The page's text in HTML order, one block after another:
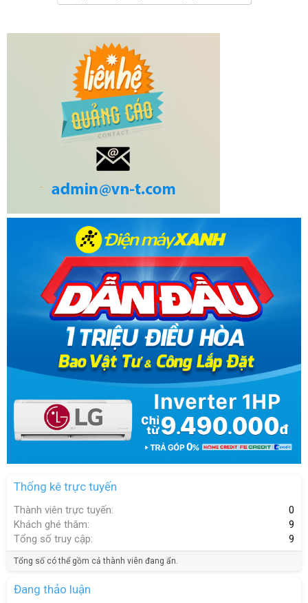
Thống kê trực tuyến
Thành viên trực tuyến
0
Khách ghé thăm
9
Tổng số truy cập
9
Tổng số có thể gồm cả thành viên đang ẩn.
Đang thảo luận